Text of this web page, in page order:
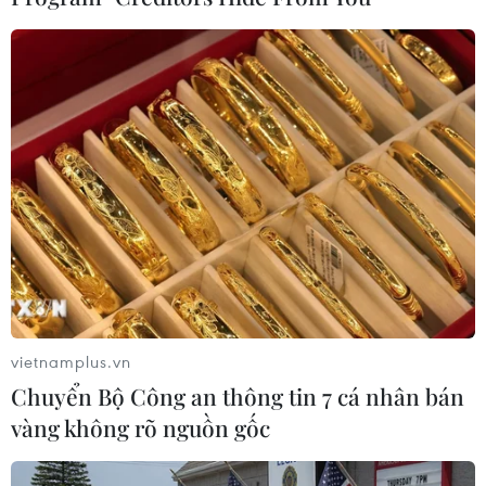
Theo dõi VietnamPlus
TIN LIÊN QUAN
vietnamplus.vn
Chuyển Bộ Công an thông tin 7 cá nhân bán
vàng không rõ nguồn gốc